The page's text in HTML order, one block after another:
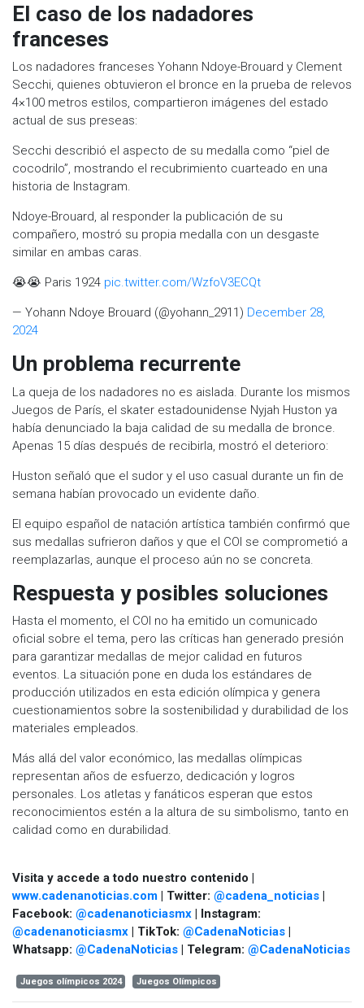
El caso de los nadadores
franceses
Los nadadores franceses Yohann Ndoye-Brouard y Clement
Secchi, quienes obtuvieron el bronce en la prueba de relevos
4×100 metros estilos, compartieron imágenes del estado
actual de sus preseas:
Secchi describió el aspecto de su medalla como “piel de
cocodrilo”, mostrando el recubrimiento cuarteado en una
historia de Instagram.
Ndoye-Brouard, al responder la publicación de su
compañero, mostró su propia medalla con un desgaste
similar en ambas caras.
😭😭 Paris 1924 pic.twitter.com/WzfoV3ECQt
— Yohann Ndoye Brouard (@yohann_2911) December 28,
2024
Un problema recurrente
La queja de los nadadores no es aislada. Durante los mismos
Juegos de París, el skater estadounidense Nyjah Huston ya
había denunciado la baja calidad de su medalla de bronce.
Apenas 15 días después de recibirla, mostró el deterioro:
Huston señaló que el sudor y el uso casual durante un fin de
semana habían provocado un evidente daño.
El equipo español de natación artística también confirmó que
sus medallas sufrieron daños y que el COI se comprometió a
reemplazarlas, aunque el proceso aún no se concreta.
Respuesta y posibles soluciones
Hasta el momento, el COI no ha emitido un comunicado
oficial sobre el tema, pero las críticas han generado presión
para garantizar medallas de mejor calidad en futuros
eventos. La situación pone en duda los estándares de
producción utilizados en esta edición olímpica y genera
cuestionamientos sobre la sostenibilidad y durabilidad de los
materiales empleados.
Más allá del valor económico, las medallas olímpicas
representan años de esfuerzo, dedicación y logros
personales. Los atletas y fanáticos esperan que estos
reconocimientos estén a la altura de su simbolismo, tanto en
calidad como en durabilidad.
Visita y accede a todo nuestro contenido |
www.cadenanoticias.com | Twitter: @cadena_noticias |
Facebook: @cadenanoticiasmx | Instagram:
@cadenanoticiasmx | TikTok: @CadenaNoticias |
Whatsapp: @CadenaNoticias | Telegram: @CadenaNoticias
Juegos olímpicos 2024 Juegos Olímpicos